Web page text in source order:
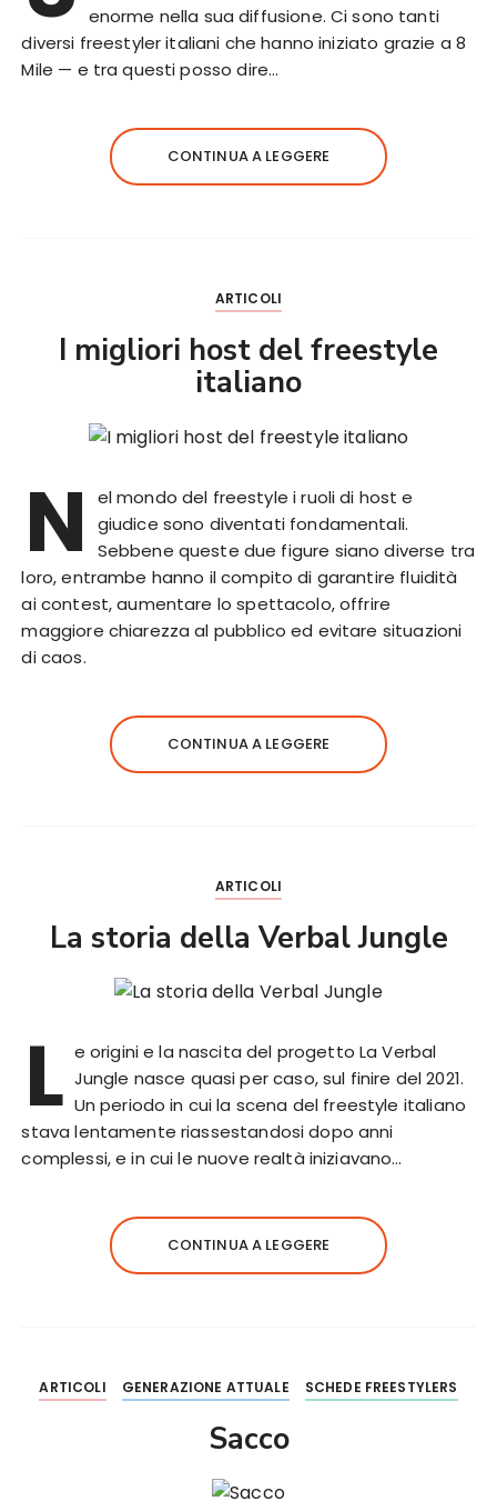
enorme nella sua diffusione. Ci sono tanti
diversi freestyler italiani che hanno iniziato grazie a 8
Mile — e tra questi posso dire…
CONTINUA A LEGGERE
ARTICOLI
I migliori host del freestyle
italiano
N
el mondo del freestyle i ruoli di host e
giudice sono diventati fondamentali.
Sebbene queste due figure siano diverse tra
loro, entrambe hanno il compito di garantire fluidità
ai contest, aumentare lo spettacolo, offrire
maggiore chiarezza al pubblico ed evitare situazioni
di caos.
CONTINUA A LEGGERE
ARTICOLI
La storia della Verbal Jungle
L e origini e la nascita del progetto La Verbal
Jungle nasce quasi per caso, sul finire del 2021.
Un periodo in cui la scena del freestyle italiano
stava lentamente riassestandosi dopo anni
complessi, e in cui le nuove realtà iniziavano…
CONTINUA A LEGGERE
ARTICOLI GENERAZIONE ATTUALE SCHEDE FREESTYLERS
Sacco